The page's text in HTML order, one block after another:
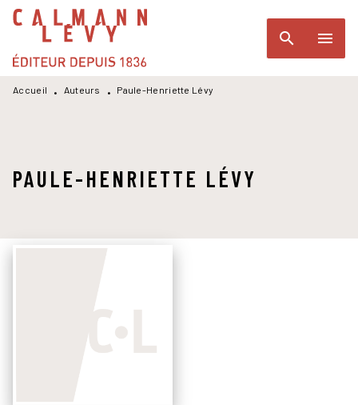
MENU RECHERCHE
PIED DE PAGE
search menu
Accueil • Auteurs • Paule-Henriette Lévy
PAULE-HENRIETTE LÉVY